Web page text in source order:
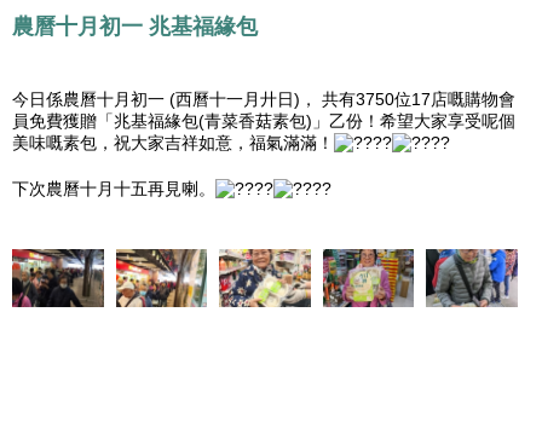
農曆十月初一 兆基福緣包
今日係農曆十月初一 (西曆十一月廾日)， 共有3750位17店嘅購物會
員免費獲贈「兆基福緣包(青菜香菇素包)」乙份！希望大家享受呢個
美味嘅素包，祝大家吉祥如意，福氣滿滿！
下次農曆十月十五再見喇。